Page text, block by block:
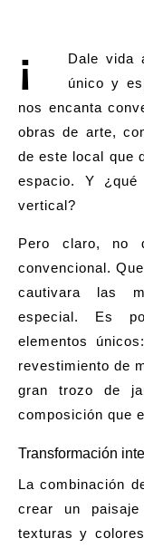
¡
Dale vida
único y
nos encanta
obras de arte,
de este local que
espacio. Y
vertical?
Pero claro, no
convencional.
cautivara las
especial. Es
elementos
revestimiento de
gran trozo de
composición que
Transformación
La combinación
crear un
texturas y